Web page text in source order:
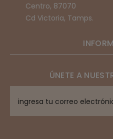
Centro, 87070
Cd Victoria, Tamps.
ÚNETE A